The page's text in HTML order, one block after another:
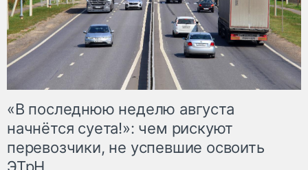
«В последнюю неделю августа
начнётся суета!»: чем рискуют
перевозчики, не успевшие освоить